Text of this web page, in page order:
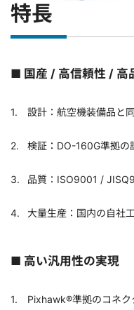
特長
■ 国産 / 高信頼性 / 高
設計：航空機装備品と
検証：DO-160G準拠の
品質：ISO9001 /
大量生産：国内の自社
■ 高い汎用性の実現
Pixhawk®準拠のコネ